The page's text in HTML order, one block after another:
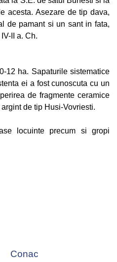
acesta. Asezare de tip dava,
de pamant si un sant in fata,
II a. Ch.
12 ha. Sapaturile sistematice
ei a fost cunoscuta cu un
de fragmente ceramice
de tip Husi-Vovriesti.
locuinte precum si gropi
Conac